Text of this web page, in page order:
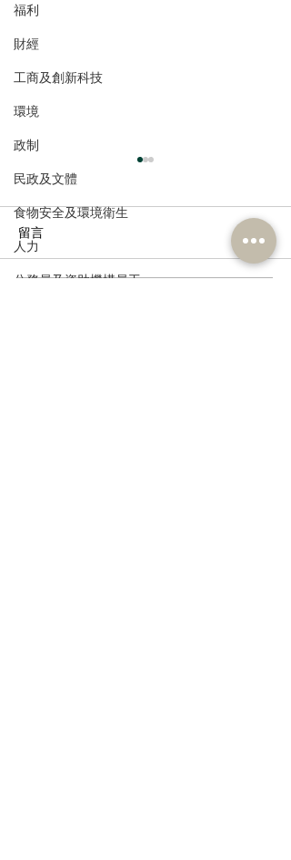
福利
財經
工商及創新科技
環境
政制
民政及文體
食物安全及環境衛生
人力
公務員及資助機構員工
留言